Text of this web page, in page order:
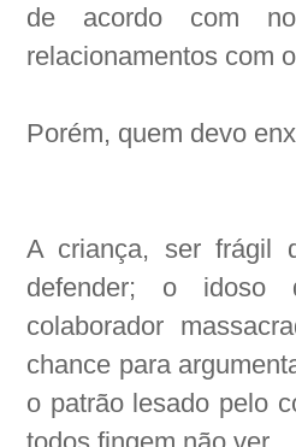
de acordo com
relacionamentos com
Porém, quem devo
A criança, ser frágil
defender; o idoso
colaborador
chance para
o patrão lesado pelo